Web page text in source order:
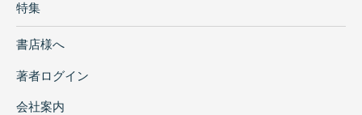
特集
書店様へ
著者ログイン
会社案内